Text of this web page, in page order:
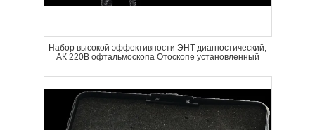
Набор высокой эффективности ЭНТ диагностический,
АК 220В офтальмоскопа Отоскопе установленный